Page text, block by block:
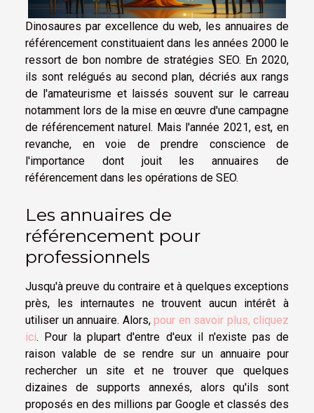
Dinosaures par excellence du web, les annuaires de
référencement constituaient dans les années 2000 le
ressort de bon nombre de stratégies SEO. En 2020,
ils sont relégués au second plan, décriés aux rangs
de l'amateurisme et laissés souvent sur le carreau
notamment lors de la mise en œuvre d'une campagne
de référencement naturel. Mais l'année 2021, est, en
revanche, en voie de prendre conscience de
l'importance dont jouit les annuaires de
référencement dans les opérations de SEO.
Les annuaires de
référencement pour
professionnels
Jusqu'à preuve du contraire et à quelques exceptions
près, les internautes ne trouvent aucun intérêt à
utiliser un annuaire. Alors, pour en savoir plus, cliquez
ici. Pour la plupart d'entre d'eux il n'existe pas de
raison valable de se rendre sur un annuaire pour
rechercher un site et ne trouver que quelques
dizaines de supports annexés, alors qu'ils sont
proposés en des millions par Google et classés des